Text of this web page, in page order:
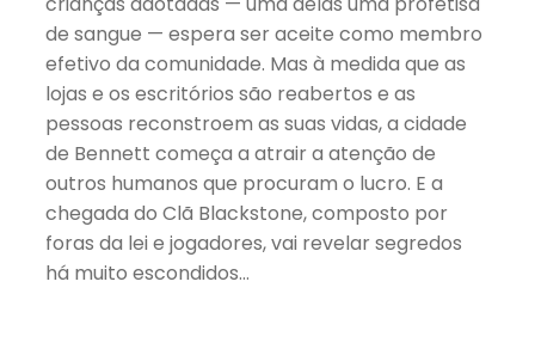
de sangue — espera ser aceite como membro
efetivo da comunidade. Mas à medida que as
lojas e os escritórios são reabertos e as
pessoas reconstroem as suas vidas, a cidade
de Bennett começa a atrair a atenção de
outros humanos que procuram o lucro. E a
chegada do Clã Blackstone, composto por
foras da lei e jogadores, vai revelar segredos
há muito escondidos…